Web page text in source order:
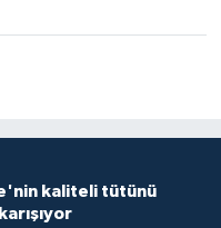
kaliteli tütünü